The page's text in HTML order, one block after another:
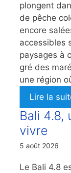
plongent
de pêche
encore
accessibles
paysages à
gré des
une région
Lire la
Bali 4.8,
vivre
5 août 2026
Le Bali 4.8